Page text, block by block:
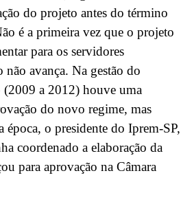
do projeto antes do término
é a primeira vez que o projeto
para os servidores
avança. Na gestão do
a 2012) houve uma
do novo regime, mas
época, o presidente do Iprem-SP,
coordenado a elaboração da
para aprovação na Câmara